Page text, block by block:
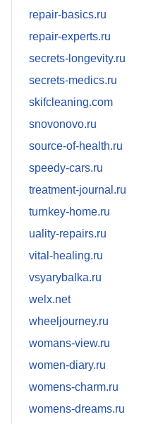
repair-basics.ru
repair-experts.ru
secrets-longevity.ru
secrets-medics.ru
skifcleaning.com
snovonovo.ru
source-of-health.ru
speedy-cars.ru
treatment-journal.ru
turnkey-home.ru
uality-repairs.ru
vital-healing.ru
vsyarybalka.ru
welx.net
wheeljourney.ru
womans-view.ru
women-diary.ru
womens-charm.ru
womens-dreams.ru